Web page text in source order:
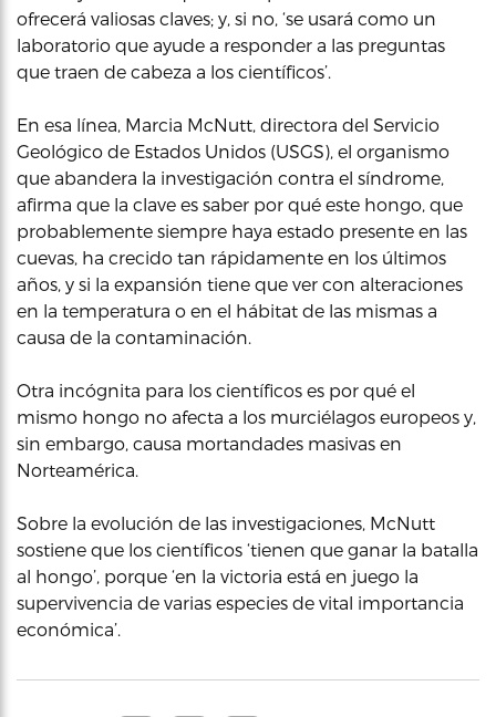
ofrecerá valiosas claves; y, si no, ‘se usará como un
laboratorio que ayude a responder a las preguntas
que traen de cabeza a los científicos’.
En esa línea, Marcia McNutt, directora del Servicio
Geológico de Estados Unidos (USGS), el organismo
que abandera la investigación contra el síndrome,
afirma que la clave es saber por qué este hongo, que
probablemente siempre haya estado presente en las
cuevas, ha crecido tan rápidamente en los últimos
años, y si la expansión tiene que ver con alteraciones
en la temperatura o en el hábitat de las mismas a
causa de la contaminación.
Otra incógnita para los científicos es por qué el
mismo hongo no afecta a los murciélagos europeos y,
sin embargo, causa mortandades masivas en
Norteamérica.
Sobre la evolución de las investigaciones, McNutt
sostiene que los científicos ‘tienen que ganar la batalla
al hongo’, porque ‘en la victoria está en juego la
supervivencia de varias especies de vital importancia
económica’.